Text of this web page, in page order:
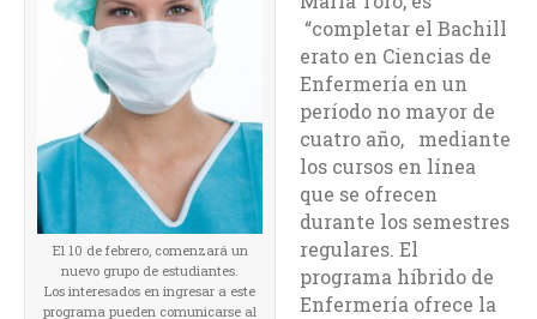
El 10 de febrero, comenzará un
nuevo grupo de estudiantes.
Los interesados en ingresar a este
programa pueden comunicarse al
“completar el Bachill
erato en Ciencias de
Enfermería en un
período no mayor de
cuatro año, mediante
los cursos en línea
que se ofrecen
durante los semestres
regulares. El
programa híbrido de
Enfermería ofrece la